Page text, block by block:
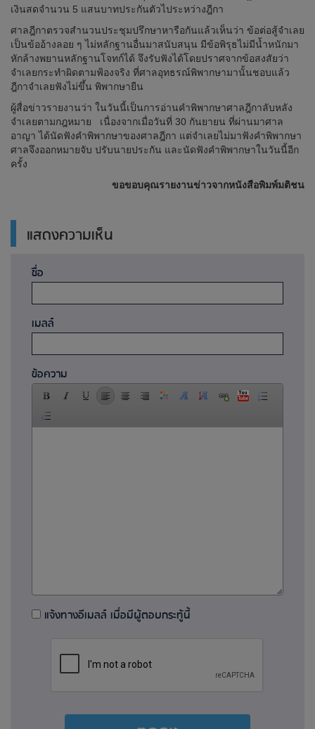
เงินสดจำนวน 5 แสนบาทประกันตัวไประหว่างฎีกา
ศาลฎีกาตรวจสำนวนประชุมปรึกษาหารือกันแล้วเห็นว่า ข้อต่อสู้จำเลย
เป็นข้ออ้างลอย ๆ ไม่หลักฐานอื่นมาสนับสนุน มีข้อพิรุธไม่มีน้ำหนักมา
หักล้างพยานหลักฐานโจทก์ได้ จึงรับฟังได้โดยปราศจากข้อสงสัยว่า
จำเลยกระทำผิดตามฟ้องจริง ที่ศาลอุทธรณ์พิพากษามานั้นชอบแล้ว
ฎีกาจำเลยฟังไม่ขึ้น พิพากษายืน
ผู้สื่อข่าวรายงานว่า ในวันนี้เป็นการอ่านคำพิพากษาศาลฎีกาลับหลัง
จำเลยตามกฎหมาย เนื่องจากเมื่อวันที่ 30 กันยายน ที่ผ่านมาศาล
อาญา ได้นัดฟังคำพิพากษาของศาลฎีกา แต่จำเลยไม่มาฟังคำพิพากษา
ศาลจึงออกหมายจับ ปรับนายประกัน และนัดฟังคำพิพากษาในวันนี้อีก
ครั้ง
ขอขอบคุณรายงานข่าวจากหนังสือพิมพ์มติชน
แสดงความเห็น
ชื่อ
เมลล์
ข้อความ
แจ้งทางอีเมลล์ เมื่อมีผู้ตอบกระทู้นี้